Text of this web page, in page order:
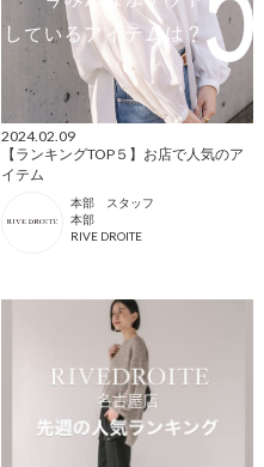
2024.02.09
【ランキングTOP５】お店で人気のア
イテム
本部 スタッフ
本部
RIVE DROITE